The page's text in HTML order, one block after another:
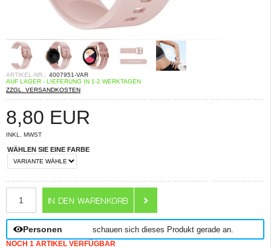
ARTIKEL-NR.: 4007951-VAR
AUF LAGER - LIEFERUNG IN 1-2 WERKTAGEN
ZZGL. VERSANDKOSTEN
8,80 EUR
INKL. MWST
WÄHLEN SIE EINE FARBE
Personen schauen sich dieses Produkt gerade an.
NOCH 1 ARTIKEL VERFÜGBAR